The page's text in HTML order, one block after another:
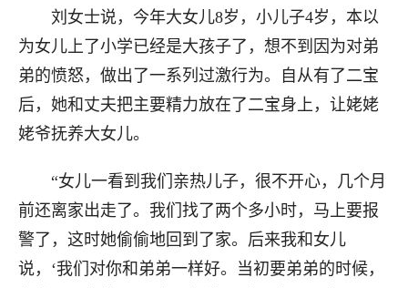
刘女士说，今年大女儿8岁，小儿子4岁，本以
为女儿上了小学已经是大孩子了，想不到因为对弟
弟的愤怒，做出了一系列过激行为。自从有了二宝
后，她和丈夫把主要精力放在了二宝身上，让姥姥
姥爷抚养大女儿。
“女儿一看到我们亲热儿子，很不开心，几个月
前还离家出走了。我们找了两个多小时，马上要报
警了，这时她偷偷地回到了家。后来我和女儿
说，‘我们对你和弟弟一样好。当初要弟弟的时候，